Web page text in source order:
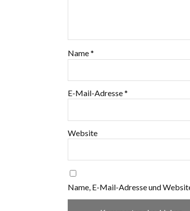
Name*
E-Mail-Adresse*
Website
Name, E-Mail-Adresse und